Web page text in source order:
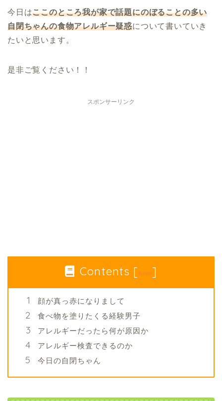
今日はここのところ我が家で話題にのぼることの多い
自閉ちゃんの食物アレルギー疑惑について書いていき
たいと思います。
是非ご覧ください！！
スポンサーリンク
Contents [ hide ]
顔が真っ赤になりまして
食べ物を塗りたくる経験男子
アレルギーだったら何が原因か
アレルギー検査できるのか
今日の自閉ちゃん